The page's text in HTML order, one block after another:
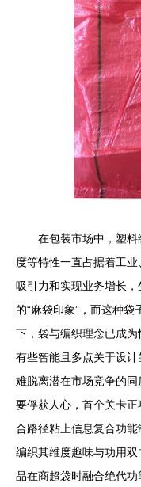
在包装市场中，塑
度等特性一直占据着工
吸引力和实现业务增长
的“麻袋印象”，而这种
下，袋与编织理念已成
有些智能且多点关于设
难脱离潜在市场竞争的
要俘获人心，首个关卡
合路径粘上信息复合功
编织其维度趣味与功用
品在商超袋时融合绝代